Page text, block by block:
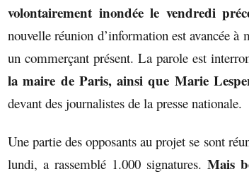
volontairement inondée le vendredi
nouvelle réunion d’information est avancée
un commerçant présent. La parole est
la maire de Paris, ainsi que Marie
devant des journalistes de la presse nationale.
Une partie des opposants au projet se sont
lundi, a rassemblé 1.000 signatures. Mais